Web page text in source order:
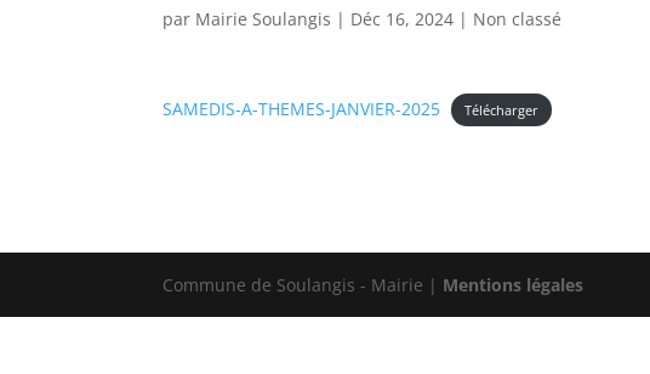
par Mairie Soulangis | Déc 16, 2024 | Non classé
SAMEDIS-A-THEMES-JANVIER-2025 Télécharger
Commune de Soulangis - Mairie | Mentions légales